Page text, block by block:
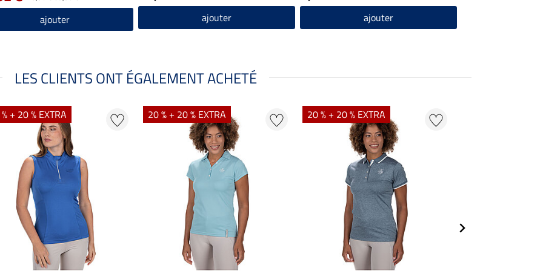
ajouter ajouter ajouter
LES CLIENTS ONT ÉGALEMENT ACHETÉ
+ 20 % EXTRA 20 % + 20 % EXTRA 20 % + 20 % EXTRA